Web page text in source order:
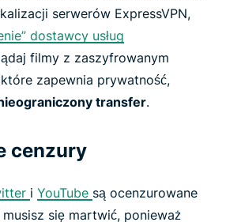
serwerów ExpressVPN,
dostawcy usług
filmy z zaszyfrowanym
które zapewnia prywatność,
transfer.
cenzury
i YouTube są ocenzurowane
się martwić, ponieważ